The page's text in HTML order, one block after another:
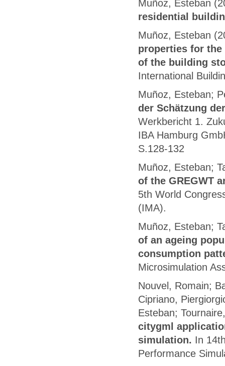
Muñoz, Esteban
residential
Muñoz, Esteban
properties for
of the building
International
Muñoz, Esteban;
der Schätzung
Werkbericht 1.
IBA Hamburg
S.128-132
Muñoz, Esteban;
of the GREGWT
5th World
(IMA).
Muñoz, Esteban;
of an ageing
consumption
Microsimulation
Nouvel, Romain;
Cipriano,
Esteban;
citygml
simulation. In
Performance